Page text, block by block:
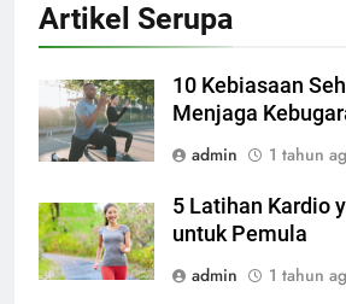
Artikel Serupa
10 Kebiasaan
Menjaga
admin
1 tahun
5 Latihan Kardio
untuk Pemula
admin
1 tahun